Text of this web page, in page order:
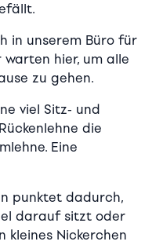
in unserem Büro für
hier, um alle
zu gehen.
viel Sitz- und
die
Eine
punktet dadurch,
darauf sitzt oder
kleines Nickerchen